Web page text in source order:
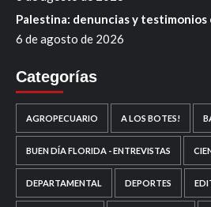
Palestina: denuncias y testimonios
6 de agosto de 2026
Categorías
AGROPECUARIO A LOS BOTES!
BUEN DÍA FLORIDA - ENTREVISTAS
DEPARTAMENTAL DEPORTES